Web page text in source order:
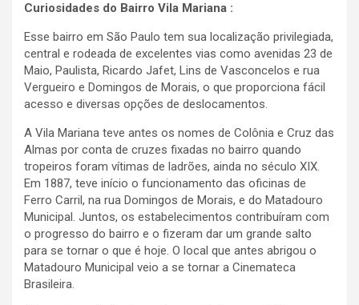
Curiosidades do Bairro Vila Mariana :
Esse bairro em São Paulo tem sua localização privilegiada,
central e rodeada de excelentes vias como avenidas 23 de
Maio, Paulista, Ricardo Jafet, Lins de Vasconcelos e rua
Vergueiro e Domingos de Morais, o que proporciona fácil
acesso e diversas opções de deslocamentos.
A Vila Mariana teve antes os nomes de Colônia e Cruz das
Almas por conta de cruzes fixadas no bairro quando
tropeiros foram vítimas de ladrões, ainda no século XIX.
Em 1887, teve início o funcionamento das oficinas de
Ferro Carril, na rua Domingos de Morais, e do Matadouro
Municipal. Juntos, os estabelecimentos contribuíram com
o progresso do bairro e o fizeram dar um grande salto
para se tornar o que é hoje. O local que antes abrigou o
Matadouro Municipal veio a se tornar a Cinemateca
Brasileira.